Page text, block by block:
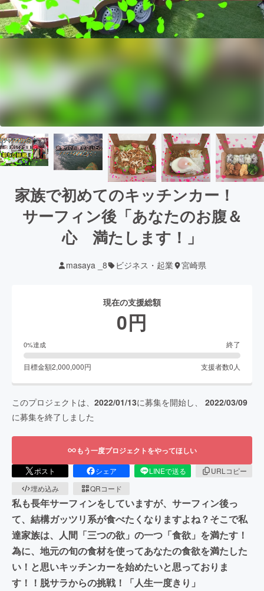
家族で初めてのキッチンカー！
サーフィン後「あなたのお腹＆
心 満たします！」
masaya _8 ビジネス・起業 宮崎県
現在の支援総額
0円
0%達成 終了
目標金額2,000,000円 支援者数0 人
このプロジェクトは、 2022/01/13に募集を開始し、 2022/03/09
に募集を終了しました
もう一度プロジェクトをやってほしい
ポスト シェア LINEで送る
URLコピー
埋め込み
QRコード
私も長年サーフィンをしていますが、サーフィン後っ
て、結構ガッツリ系が食べたくなりますよね？そこで私
達家族は、人間「三つの欲」の一つ「食欲」を満たす！
為に、地元の旬の食材を使ってあなたの食欲を満たした
い！と思いキッチンカーを始めたいと思っておりま
す！！脱サラからの挑戦！「人生一度きり」